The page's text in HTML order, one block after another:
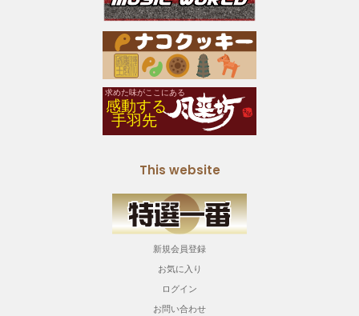
This website
新規会員登録
お気に入り
ログイン
お問い合わせ